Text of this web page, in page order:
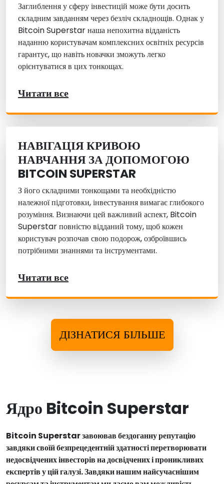
Заглиблення у сферу інвестицій може бути досить
складним завданням через безліч складнощів. Однак у
Bitcoin Superstar наша непохитна відданість
наданню користувачам комплексних освітніх ресурсів
гарантує, що навіть новачки зможуть легко
орієнтуватися в цих тонкощах.
Читати все
НАВІГАЦІЯ КРИВОЮ
НАВЧАННЯ ЗА ДОПОМОГОЮ
BITCOIN SUPERSTAR
З його складними тонкощами та необхідністю
належної підготовки, інвестування вимагає глибокого
розуміння. Визнаючи цей важливий аспект, Bitcoin
Superstar повністю відданий тому, щоб кожен
користувач розпочав свою подорож, озброївшись
потрібними знаннями та інструментами.
Читати все
ДІЗНАТИСЯ БІЛЬШЕ
Ядро Bitcoin Superstar
Bitcoin Superstar завоював бездоганну репутацію
завдяки своїй безпрецедентній здатності перетворювати
недосвідчених інвесторів на досвідчених і проникливих
експертів у цій галузі. Завдяки нашим найсучаснішим